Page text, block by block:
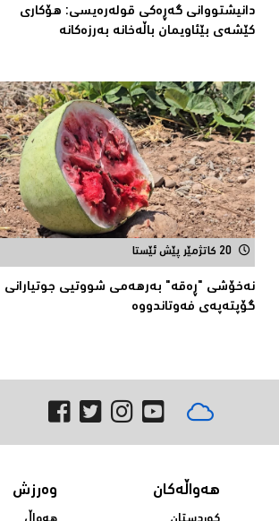
دانیشتووانى گەڕەكی قولەرەیسی: هۆکارى
کێشەى بێئاویمان باڵەخانە بەرزەكانە
20 کاتژمێر پێش ئێستا
نەخۆشی "ڕەقە" بەرهەمی شووتیی جوتیارانی
گۆپتەپەى فەوتاندووە
هەواڵەکان وەرزش